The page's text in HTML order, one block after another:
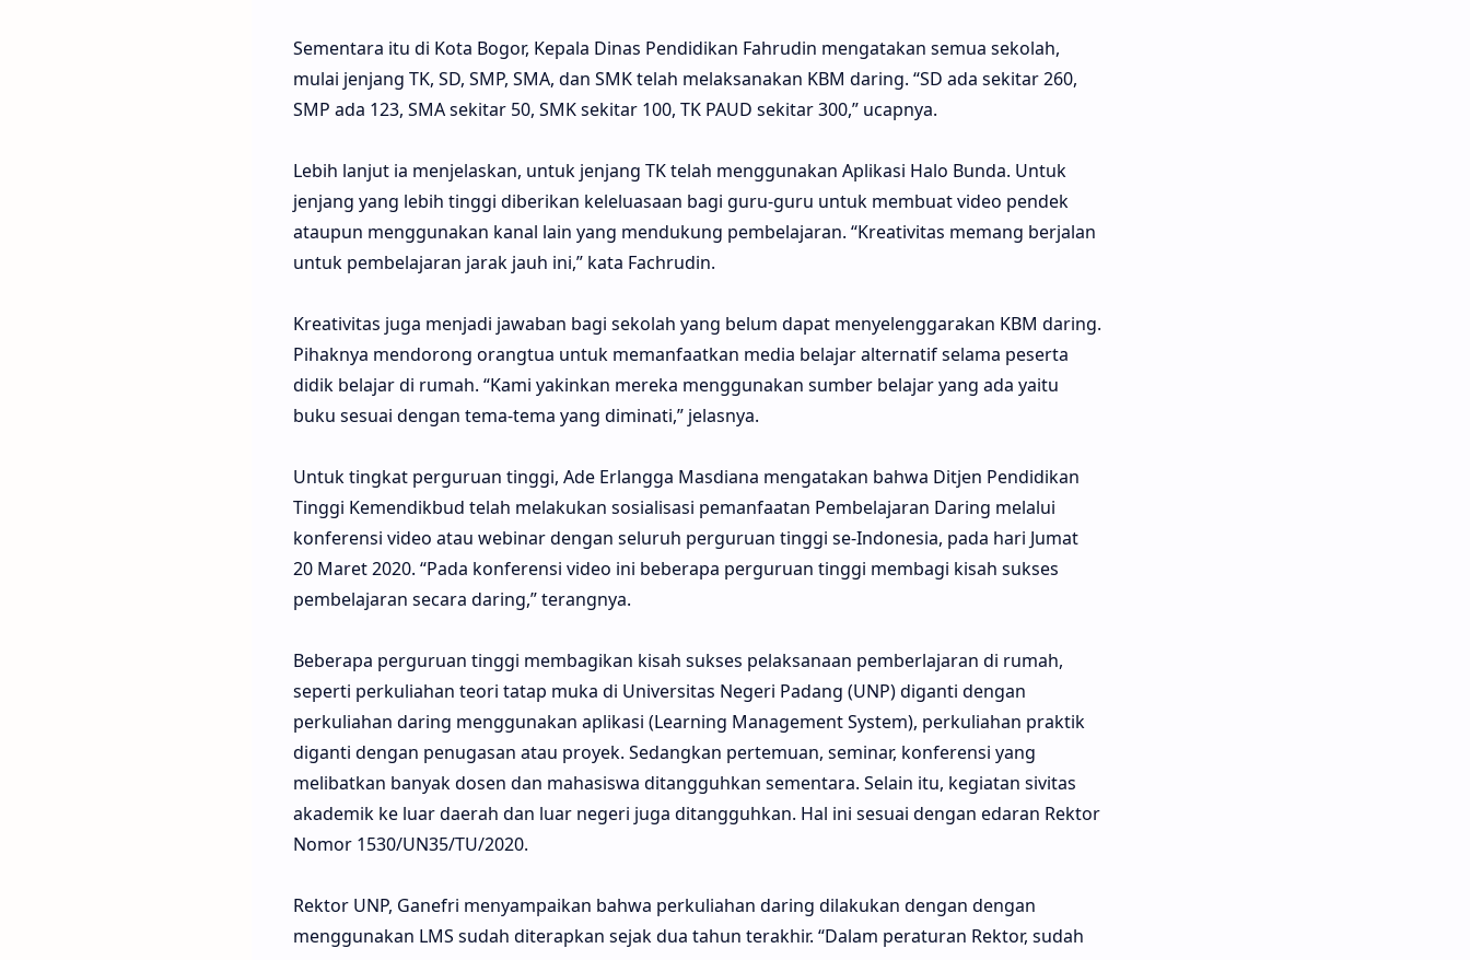
Sementara itu di Kota Bogor, Kepala Dinas Pendidikan Fahrudin mengatakan semua sekolah,
mulai jenjang TK, SD, SMP, SMA, dan SMK telah melaksanakan KBM daring. “SD ada sekitar 260,
SMP ada 123, SMA sekitar 50, SMK sekitar 100, TK PAUD sekitar 300,” ucapnya.
Lebih lanjut ia menjelaskan, untuk jenjang TK telah menggunakan Aplikasi Halo Bunda. Untuk
jenjang yang lebih tinggi diberikan keleluasaan bagi guru-guru untuk membuat video pendek
ataupun menggunakan kanal lain yang mendukung pembelajaran. “Kreativitas memang berjalan
untuk pembelajaran jarak jauh ini,” kata Fachrudin.
Kreativitas juga menjadi jawaban bagi sekolah yang belum dapat menyelenggarakan KBM daring.
Pihaknya mendorong orangtua untuk memanfaatkan media belajar alternatif selama peserta
didik belajar di rumah. “Kami yakinkan mereka menggunakan sumber belajar yang ada yaitu
buku sesuai dengan tema-tema yang diminati,” jelasnya.
Untuk tingkat perguruan tinggi, Ade Erlangga Masdiana mengatakan bahwa Ditjen Pendidikan
Tinggi Kemendikbud telah melakukan sosialisasi pemanfaatan Pembelajaran Daring melalui
konferensi video atau webinar dengan seluruh perguruan tinggi se-Indonesia, pada hari Jumat
20 Maret 2020. “Pada konferensi video ini beberapa perguruan tinggi membagi kisah sukses
pembelajaran secara daring,” terangnya.
Beberapa perguruan tinggi membagikan kisah sukses pelaksanaan pemberlajaran di rumah,
seperti perkuliahan teori tatap muka di Universitas Negeri Padang (UNP) diganti dengan
perkuliahan daring menggunakan aplikasi (Learning Management System), perkuliahan praktik
diganti dengan penugasan atau proyek. Sedangkan pertemuan, seminar, konferensi yang
melibatkan banyak dosen dan mahasiswa ditangguhkan sementara. Selain itu, kegiatan sivitas
akademik ke luar daerah dan luar negeri juga ditangguhkan. Hal ini sesuai dengan edaran Rektor
Nomor 1530/UN35/TU/2020.
Rektor UNP, Ganefri menyampaikan bahwa perkuliahan daring dilakukan dengan dengan
menggunakan LMS sudah diterapkan sejak dua tahun terakhir. “Dalam peraturan Rektor, sudah